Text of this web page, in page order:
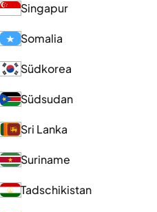
Singapur
Somalia
Südkorea
Südsudan
Sri Lanka
Suriname
Tadschikistan